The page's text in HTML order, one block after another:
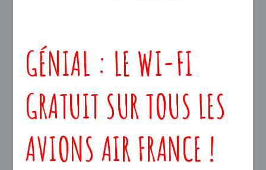
GÉNIAL : LE WI-FI
GRATUIT SUR TOUS LES
AVIONS AIR FRANCE !